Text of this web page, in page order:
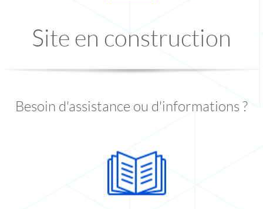
Site en construction
Besoin d'assistance ou d'informations ?